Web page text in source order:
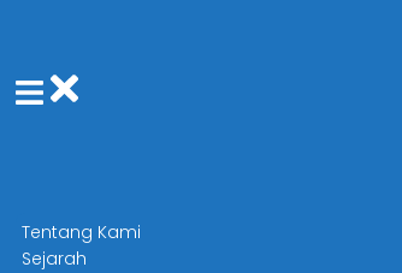
Tentang Kami
Sejarah